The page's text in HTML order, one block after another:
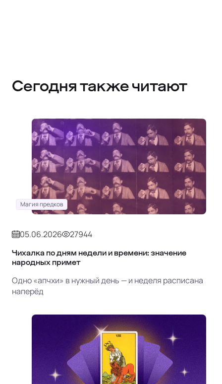
Сегодня также читают
Магия предков
05.06.2026 27944
Чихалка по дням недели и времени: значение
народных примет
Одно «апчхи» в нужный день — и неделя расписана
наперёд